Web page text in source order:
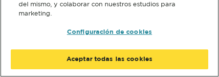
del mismo, y colaborar con nuestros estudios para
marketing.
Configuración de cookies
Aceptar todas las cookies